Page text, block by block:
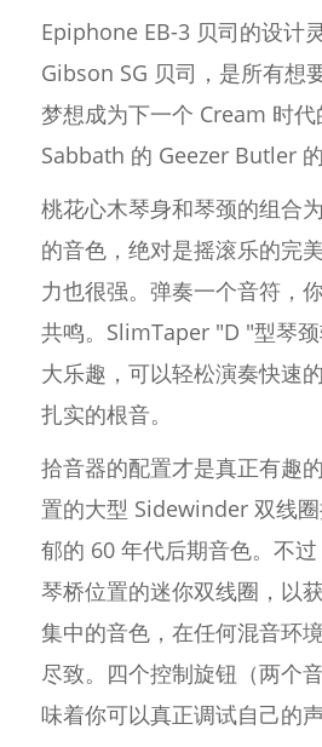
Epiphone EB-3 贝司的设计
Gibson SG 贝司，是所有想
梦想成为下一个 Cream 时
Sabbath 的 Geezer Butler
桃花心木琴身和琴颈的组合
的音色，绝对是摇滚乐的完
力也很强。弹奏一个音符，
共鸣。SlimTaper "D "型琴
大乐趣，可以轻松演奏快速
扎实的根音。
拾音器的配置才是真正有趣
置的大型 Sidewinder 双线
郁的 60 年代后期音色。不
琴桥位置的迷你双线圈，以
集中的音色，在任何混音环
尽致。四个控制旋钮（两个
味着你可以真正调试自己的声